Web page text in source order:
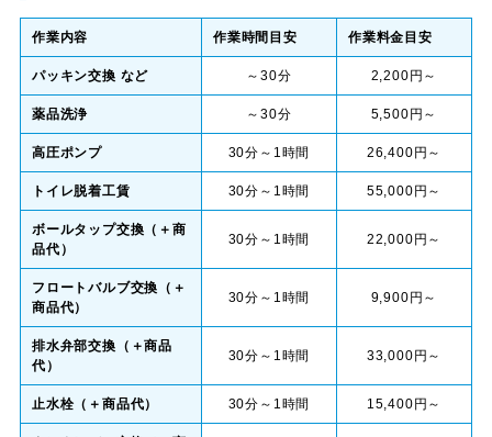
作業内容 作業時間目安 作業料金目安
パッキン交換 など ～30分 2,200円～
薬品洗浄 ～30分 5,500円～
高圧ポンプ 30分～1時間 26,400円～
トイレ脱着工賃 30分～1時間 55,000円～
ボールタップ交換（＋商
品代）
30分～1時間 22,000円～
フロートバルブ交換（＋
商品代）
30分～1時間 9,900円～
排水弁部交換（＋商品
代）
30分～1時間 33,000円～
止水栓（＋商品代） 30分～1時間 15,400円～